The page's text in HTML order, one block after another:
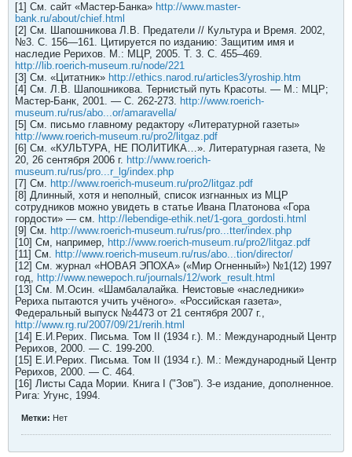
[1] См. сайт «Мастер-Банка» http://www.master-
bank.ru/about/chief.html
[2] См. Шапошникова Л.В. Предатели // Культура и Время. 2002,
№3. С. 156—161. Цитируется по изданию: Защитим имя и
наследие Рерихов. М.: МЦР, 2005. Т. 3. С. 455–469.
http://lib.roerich-museum.ru/node/221
[3] См. «Цитатник» http://ethics.narod.ru/articles3/yroship.htm
[4] См. Л.В. Шапошникова. Тернистый путь Красоты. — М.: МЦР;
Мастер-Банк, 2001. — С. 262-273. http://www.roerich-
museum.ru/rus/abo...or/amaravella/
[5] См. письмо главному редактору «Литературной газеты»
http://www.roerich-museum.ru/pro2/litgaz.pdf
[6] См. «КУЛЬТУРА, НЕ ПОЛИТИКА…». Литературная газета, №
20, 26 сентября 2006 г. http://www.roerich-
museum.ru/rus/pro...r_lg/index.php
[7] См. http://www.roerich-museum.ru/pro2/litgaz.pdf
[8] Длинный, хотя и неполный, список изгнанных из МЦР
сотрудников можно увидеть в статье Ивана Платонова «Гора
гордости» — см. http://lebendige-ethik.net/1-gora_gordosti.html
[9] См. http://www.roerich-museum.ru/rus/pro...tter/index.php
[10] См, например, http://www.roerich-museum.ru/pro2/litgaz.pdf
[11] См. http://www.roerich-museum.ru/rus/abo...tion/director/
[12] См. журнал «НОВАЯ ЭПОХА» («Мир Огненный») №1(12) 1997
год, http://www.newepoch.ru/journals/12/work_result.html
[13] См. М.Осин. «Шамбалалайка. Неистовые «наследники»
Рериха пытаются учить учёного». «Российская газета»,
Федеральный выпуск №4473 от 21 сентября 2007 г.,
http://www.rg.ru/2007/09/21/rerih.html
[14] Е.И.Рерих. Письма. Том II (1934 г.). М.: Международный Центр
Рерихов, 2000. — С. 199-200.
[15] Е.И.Рерих. Письма. Том II (1934 г.). М.: Международный Центр
Рерихов, 2000. — С. 464.
[16] Листы Сада Мории. Книга I ("Зов"). 3-е издание, дополненное.
Рига: Угунс, 1994.
Метки: Нет